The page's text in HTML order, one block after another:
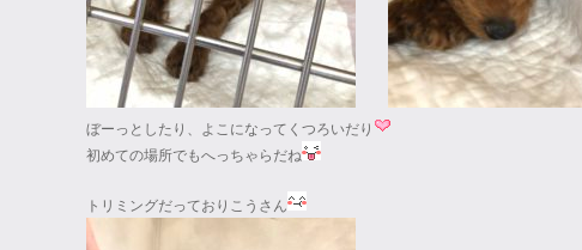
ぼーっとしたり、よこになってくつろいだり
初めての場所でもへっちゃらだね
トリミングだっておりこうさん